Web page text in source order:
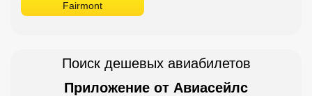
Fairmont
Поиск дешевых авиабилетов
Приложение от Авиасейлс